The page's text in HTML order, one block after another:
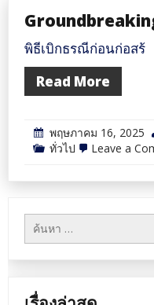
พิธีเบิกธรณีก่อนก่อสร้
Read More
พฤษภาคม 16, 2025
ทั่วไป
Leave a
ค้นหา
สำหรับ: